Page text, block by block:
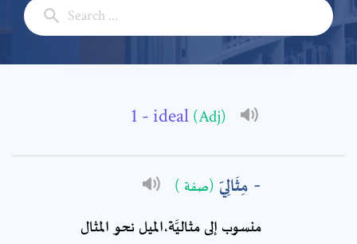
- ideal (Adj)
مِثَالِيّ (صفة )
منسوب إلى مثاليَّة،الميل نحو المثال
Comment: *